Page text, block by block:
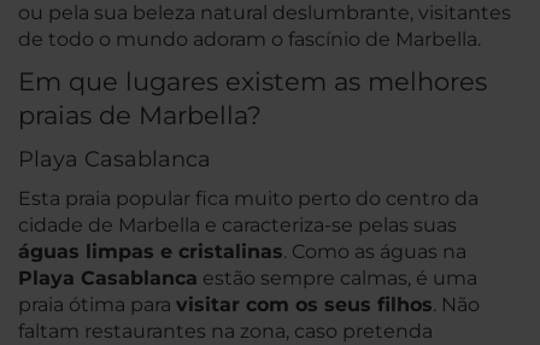
ou pela sua beleza natural deslumbrante, visitantes
de todo o mundo adoram o fascínio de Marbella.
Em que lugares existem as melhores
praias de Marbella?
Playa Casablanca
Esta praia popular fica muito perto do centro da
cidade de Marbella e caracteriza-se pelas suas
águas limpas e cristalinas. Como as águas na
Playa Casablanca estão sempre calmas, é uma
praia ótima para visitar com os seus filhos. Não
faltam restaurantes na zona, caso pretenda